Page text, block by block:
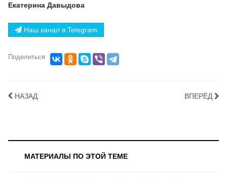
Екатерина Давыдова
Наш канал в Telegram
Поделиться
НАЗАД ВПЕРЁД
МАТЕРИАЛЫ ПО ЭТОЙ ТЕМЕ